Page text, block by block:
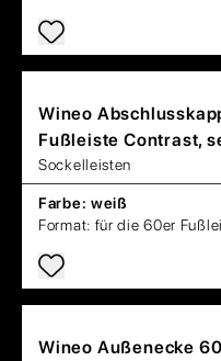
Wineo
Fußleiste Contrast,
Sockelleisten
Farbe: weiß
Format: für die 60er
Wineo Außenecke